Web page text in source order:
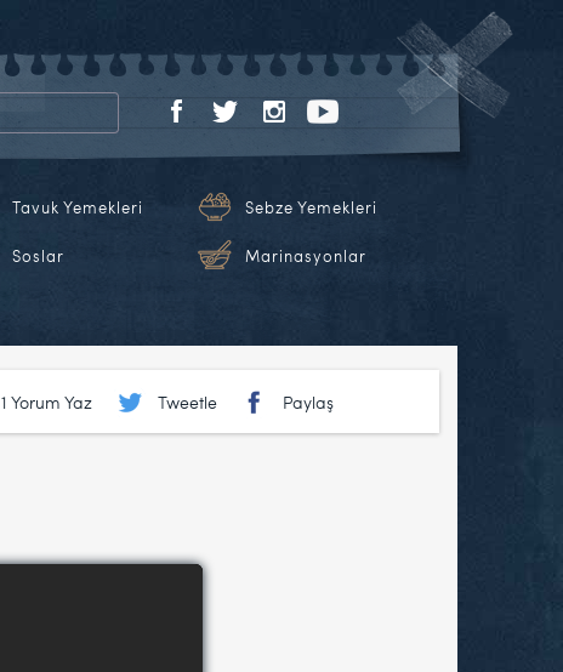
Tavuk Yemekleri Sebze Yemekleri
Soslar Marinasyonlar
1 Yorum Yaz Tweetle Paylaş